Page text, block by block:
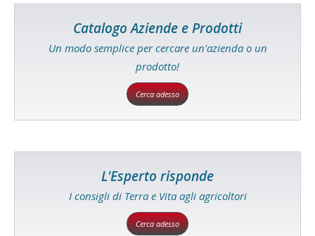
Catalogo Aziende e Prodotti
Un modo semplice per cercare un'azienda o un
prodotto!
Cerca adesso
L'Esperto risponde
I consigli di Terra e Vita agli agricoltori
Cerca adesso